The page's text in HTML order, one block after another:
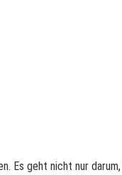
Es geht nicht nur